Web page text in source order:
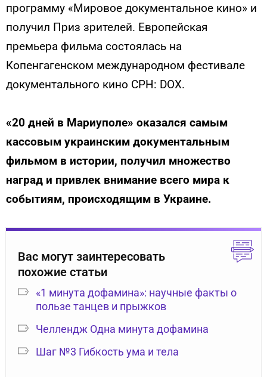
программу «Мировое документальное кино» и
получил Приз зрителей. Европейская
премьера фильма состоялась на
Копенгагенском международном фестивале
документального кино CPH: DOX.
«20 дней в Мариуполе» оказался самым
кассовым украинским документальным
фильмом в истории, получил множество
наград и привлек внимание всего мира к
событиям, происходящим в Украине.
Вас могут заинтересовать
похожие статьи
«1 минута дофамина»: научные факты о
пользе танцев и прыжков
Челлендж Одна минута дофамина
Шаг №3 Гибкость ума и тела